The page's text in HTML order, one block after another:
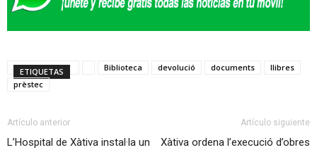
ETIQUETAS Biblioteca devolució documents
llibres
prèstec
Artículo anterior
L’Hospital de Xàtiva instal·la un
Artículo siguiente
Xàtiva ordena l’execució d’obres